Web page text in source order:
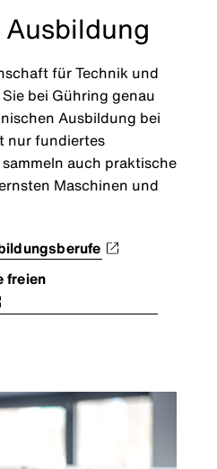
für Technik und
bei Gühring genau
Ausbildung bei
nur fundiertes
auch praktische
Maschinen und
freien